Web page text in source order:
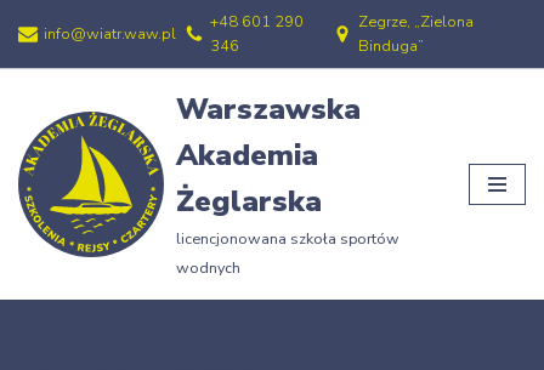
Przejdź
treści
info@wiatr.waw.pl
+48 601 290
346
Zegrze, „Zielona
Binduga”
Warszawska
Akademia
Żeglarska
licencjonowana szkoła sportów
wodnych